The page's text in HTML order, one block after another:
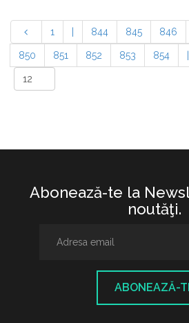
1 844 845 846
850 851 852 853 854
Abonează-te la
noutăţi.
ABONEAZĂ-